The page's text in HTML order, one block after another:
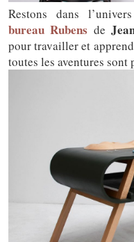
Restons dans
bureau Rubens de
pour travailler et
toutes les aventures